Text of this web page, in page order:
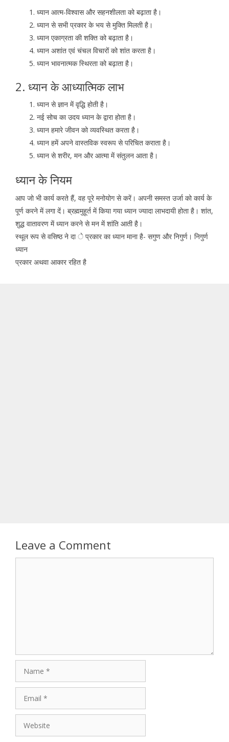
ध्यान आत्म-विश्वास और सहनशीलता को बढ़ाता है।
ध्यान से सभी प्रकार के भय से मुक्ति मिलती है।
ध्यान एकाग्रता की शक्ति को बढ़ाता है।
ध्यान अशांत एवं चंचल विचारों को शांत करता है।
ध्यान भावनात्मक स्थिरता को बढ़ाता है।
2. ध्यान के आध्यात्मिक लाभ
ध्यान से ज्ञान में वृद्धि होती है।
नई सोच का उदय ध्यान के द्वारा होता है।
ध्यान हमारे जीवन को व्यवस्थित करता है।
ध्यान हमें अपने वास्तविक स्वरूप से परिचित कराता है।
ध्यान से शरीर, मन और आत्मा में संतुलन आता है।
ध्यान के नियम
आप जो भी कार्य करते हैं, वह पूरे मनोयोग से करें। अपनी समस्त उर्जा को कार्य के
पूर्ण करने में लगा दें। ब्रह्ममुहूर्त में किया गया ध्यान ज्यादा लाभदायी होता है। शांत,
शुद्ध वातावरण में ध्यान करने से मन में शांति आती है।
स्थूल रूप से वसिष्ठ ने दा े प्रकार का ध्यान माना है- सगुण और निगुर्ण। निगुर्ण
ध्यान
प्रकार अथवा आकार रहित है
Leave a Comment